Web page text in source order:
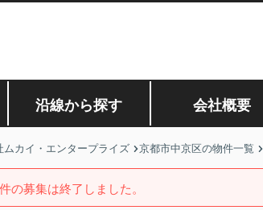
沿線から探す 会社概要
カイ・エンタープライズ 京都市中京区の物件一覧
の募集は終了しました。